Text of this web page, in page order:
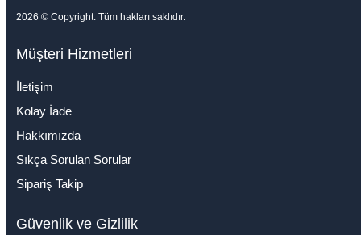
2026 © Copyright. Tüm hakları saklıdır.
Müşteri Hizmetleri
İletişim
Kolay İade
Hakkımızda
Sıkça Sorulan Sorular
Sipariş Takip
Güvenlik ve Gizlilik